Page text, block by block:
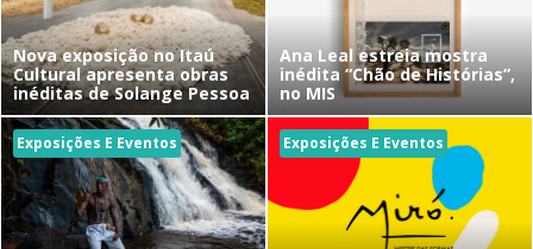
Nova exposição no Itaú
Cultural apresenta obras
inéditas de Solange Pessoa
Ana Leal estreia mostra
inédita “Chão de Histórias”,
no MIS
Exposições E Eventos Exposições E Eventos